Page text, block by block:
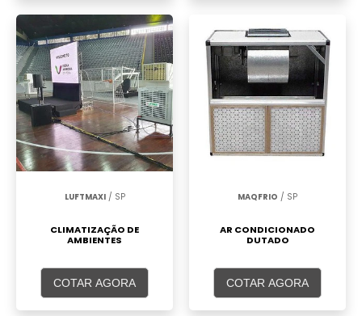
LUFTMAXI/ SP
CLIMATIZAÇÃO DE
AMBIENTES
COTAR AGORA
MAQFRIO / SP
AR CONDICIONADO
DUTADO
COTAR AGORA